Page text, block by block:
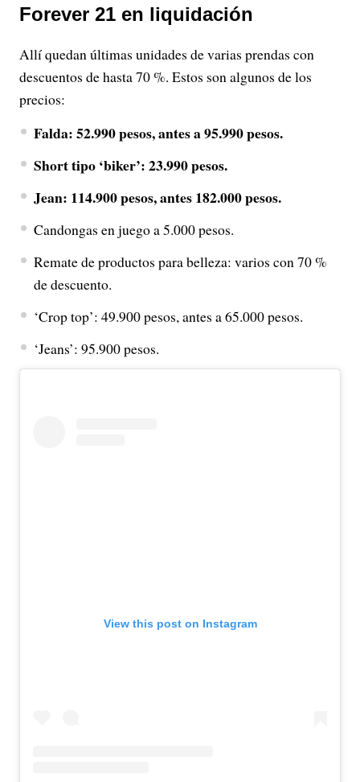
Forever 21 en liquidación
Allí quedan últimas unidades de varias prendas con
descuentos de hasta 70 %. Estos son algunos de los
precios:
Falda: 52.990 pesos, antes a 95.990 pesos.
Short tipo ‘biker’: 23.990 pesos.
Jean: 114.900 pesos, antes 182.000 pesos.
Candongas en juego a 5.000 pesos.
Remate de productos para belleza: varios con 70 %
de descuento.
‘Crop top’: 49.900 pesos, antes a 65.000 pesos.
‘Jeans’: 95.900 pesos.
View this post on Instagram